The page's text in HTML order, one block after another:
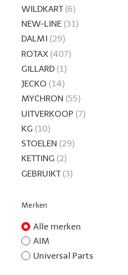
WILDKART (6)
NEW-LINE (31)
DALMI (29)
ROTAX (407)
GILLARD (1)
JECKO (14)
MYCHRON (55)
UITVERKOOP (7)
KG (10)
STOELEN (29)
KETTING (2)
GEBRUIKT (3)
Merken
Alle merken
AIM
Universal Parts